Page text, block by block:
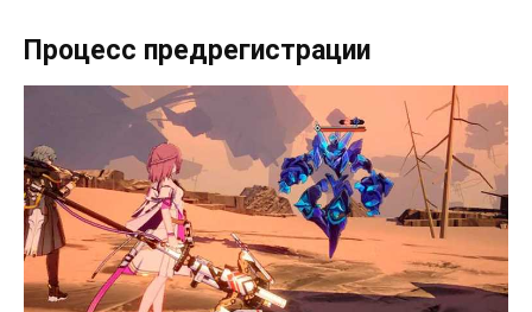
Процесс предрегистрации